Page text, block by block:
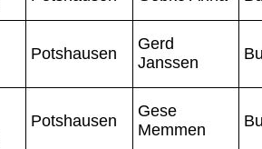
Potshausen
Gerd
Janssen
Potshausen
Gese
Memmen